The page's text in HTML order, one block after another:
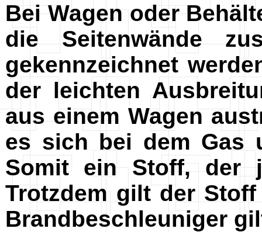
Bei Wagen oder
die Seitenwände
gekennzeichnet
der leichten
aus einem Wagen
es sich bei dem Gas
Somit ein Stoff, der
Trotzdem gilt der
Brandbeschleuniger